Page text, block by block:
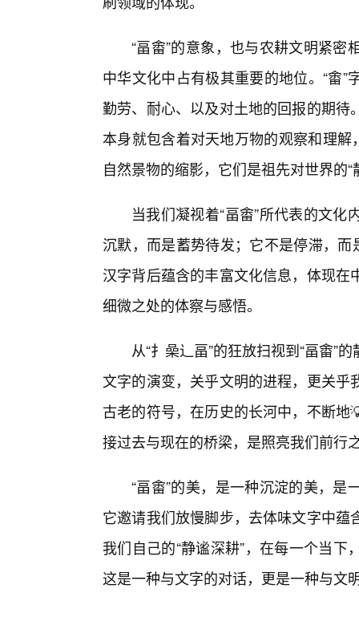
“畐畬”的意象，也与农耕文明紧
中华文化中占有极其重要的地位。“畬
勤劳、耐心、以及对土地的回报的期
本身就包含着对天地万物的观察和理解
自然景物的缩影，它们是祖先对世界的
当我们凝视着“畐畬”所代表的文
沉默，而是蓄势待发；它不是停滞，
汉字背后蕴含的丰富文化信息，体现
细微之处的体察与感悟。
从“扌喿辶畐”的狂放扫视到“畐畬”
文字的演变，关乎文明的进程，更关
古老的符号，在历史的长河中，不断
接过去与现在的桥梁，是照亮我们前行
“畐畬”的美，是一种沉淀的美，
它邀请我们放慢脚步，去体味文字中
我们自己的“静谧深耕”，在每一个当
这是一种与文字的对话，更是一种与文